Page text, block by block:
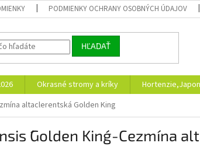
PODMIENKY OCHRANY OSOBNÝCH ÚDAJOV
HĽADAŤ
Okrasné stromy a kríky
altaclerentská Golden King
´Golden King´-Cezmína